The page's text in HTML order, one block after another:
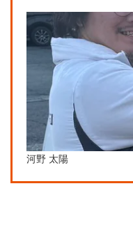
河野 太陽